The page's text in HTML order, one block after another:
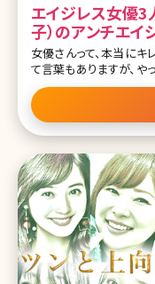
エイジレス女優
子）のアンチエ
女優さんって、本当に
て言葉もありますが、や
齢不詳で、本当の年齢
がきれい、ヘアスタイル
で、いったいどんなアン
最近話題の年齢不詳の
す。 アンチエイジングな女優、文句無しのNo.1永作博美（ながさくひ
ろみ） この投稿をInstagramで見る 映画『朝が来る』公式
(@asagakuru.movie)がシェアした投稿
がさくひろみ） 1970年